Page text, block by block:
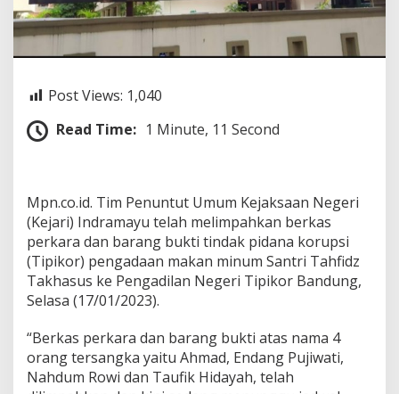
h
k
a
n
e
k
a
r
k
a
r
a
d
B
B
T
Post Views: 1,040
Read Time: 1 Minute, 11 Second
Mpn.co.id. Tim Penuntut Umum Kejaksaan Negeri
(Kejari) Indramayu telah melimpahkan berkas
perkara dan barang bukti tindak pidana korupsi
(Tipikor) pengadaan makan minum Santri Tahfidz
Takhasus ke Pengadilan Negeri Tipikor Bandung,
Selasa (17/01/2023).
“Berkas perkara dan barang bukti atas nama 4
orang tersangka yaitu Ahmad, Endang Pujiwati,
Nahdum Rowi dan Taufik Hidayah, telah